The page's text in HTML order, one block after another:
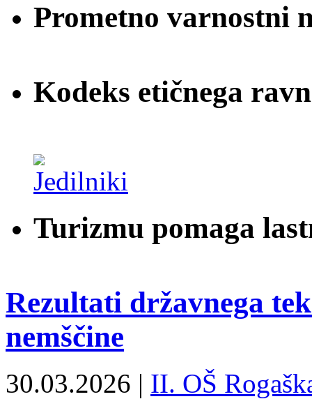
Prometno varnostni
Kodeks etičnega
Turizmu pomaga
Rezultati državnega
nemščine
30.03.2026 | II. OŠ